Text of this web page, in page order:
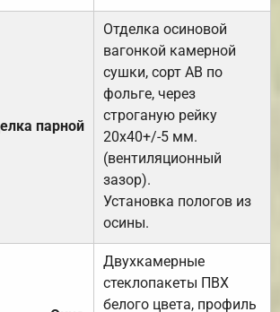
парной
Отделка осиновой
вагонкой камерной
сушки, сорт АВ по
фольге, через
строганую рейку
20х40+/-5 мм.
(вентиляционный
зазор).
Установка пологов из
осины.
Двухкамерные
стеклопакеты ПВХ
белого цвета, профиль